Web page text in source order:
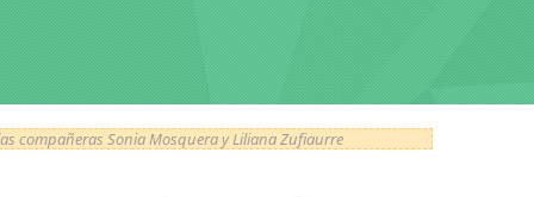
compañeras Sonia Mosquera y Liliana Zufiaurre